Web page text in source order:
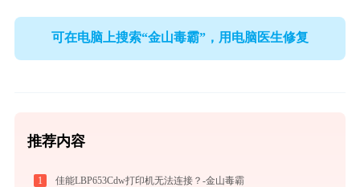
可在电脑上搜索“金山毒霸”，用电脑医生修复
推荐内容
1 佳能LBP653Cdw打印机无法连接？-金山毒霸